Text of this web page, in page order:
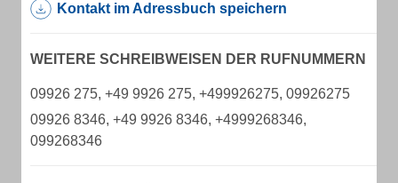
Kontakt im Adressbuch speichern
WEITERE SCHREIBWEISEN DER RUFNUMMERN
09926 275, +49 9926 275, +499926275, 09926275
09926 8346, +49 9926 8346, +4999268346,
099268346